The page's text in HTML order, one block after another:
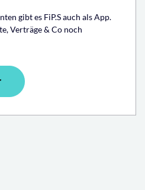
gibt es FiP.S auch als App.
Verträge & Co noch